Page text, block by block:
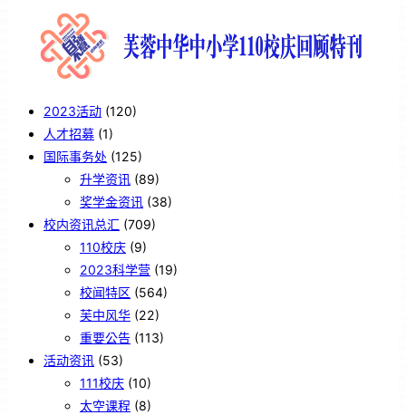
2023活动 (120)
人才招募 (1)
国际事务处 (125)
升学资讯 (89)
奖学金资讯 (38)
校内资讯总汇 (709)
110校庆 (9)
2023科学营 (19)
校闻特区 (564)
芙中风华 (22)
重要公告 (113)
活动资讯 (53)
111校庆 (10)
太空课程 (8)